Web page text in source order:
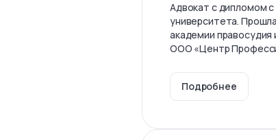
Адвокат с дипломом
университета.
академии
ООО «Центр
Подробнее